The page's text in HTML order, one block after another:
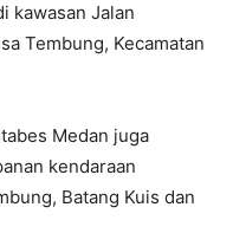
kawasan Jalan
Tembung, Kecamatan
Medan juga
kendaraan
Batang Kuis dan